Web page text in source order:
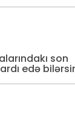
son
edə